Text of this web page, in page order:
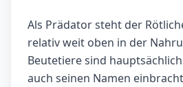
Als Prädator steht der
relativ weit oben in der
Beutetiere sind
auch seinen Namen